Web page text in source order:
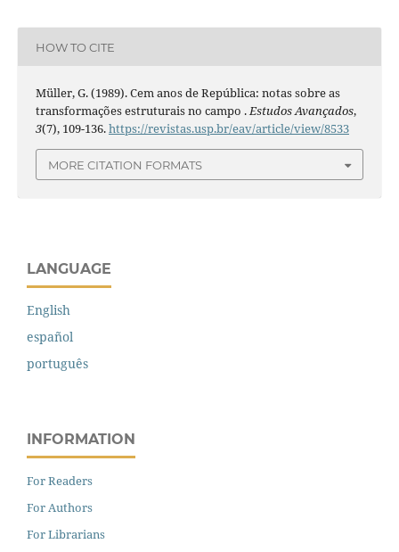
HOW TO CITE
Müller, G. (1989). Cem anos de República: notas sobre as
transformações estruturais no campo .Estudos Avançados,
3(7), 109-136.https://revistas.usp.br/eav/article/view/8533
MORE CITATION FORMATS
LANGUAGE
English
español
português
INFORMATION
For Readers
For Authors
For Librarians